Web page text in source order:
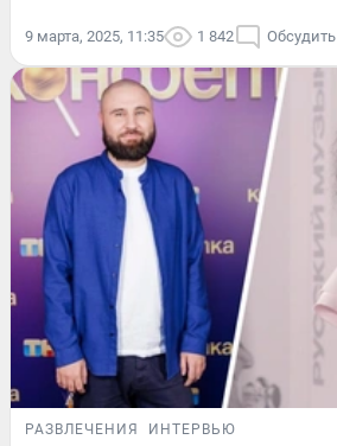
9 марта, 2025, 11:35 1 842 Обсудить
РАЗВЛЕЧЕНИЯ ИНТЕРВЬЮ